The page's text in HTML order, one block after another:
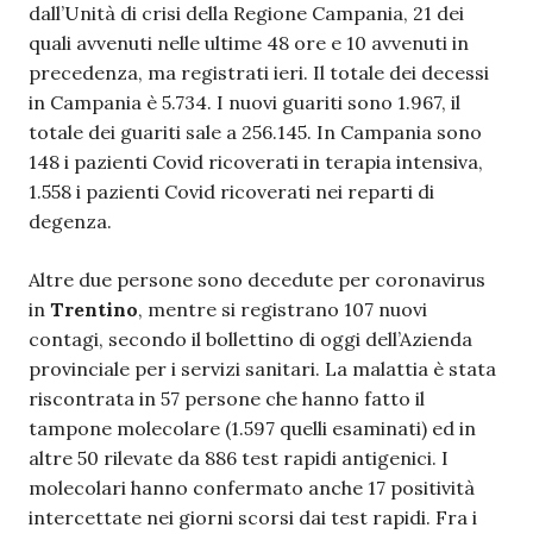
dall’Unità di crisi della Regione Campania, 21 dei
quali avvenuti nelle ultime 48 ore e 10 avvenuti in
precedenza, ma registrati ieri. Il totale dei decessi
in Campania è 5.734. I nuovi guariti sono 1.967, il
totale dei guariti sale a 256.145. In Campania sono
148 i pazienti Covid ricoverati in terapia intensiva,
1.558 i pazienti Covid ricoverati nei reparti di
degenza.
Altre due persone sono decedute per coronavirus
in Trentino, mentre si registrano 107 nuovi
contagi, secondo il bollettino di oggi dell’Azienda
provinciale per i servizi sanitari. La malattia è stata
riscontrata in 57 persone che hanno fatto il
tampone molecolare (1.597 quelli esaminati) ed in
altre 50 rilevate da 886 test rapidi antigenici. I
molecolari hanno confermato anche 17 positività
intercettate nei giorni scorsi dai test rapidi. Fra i